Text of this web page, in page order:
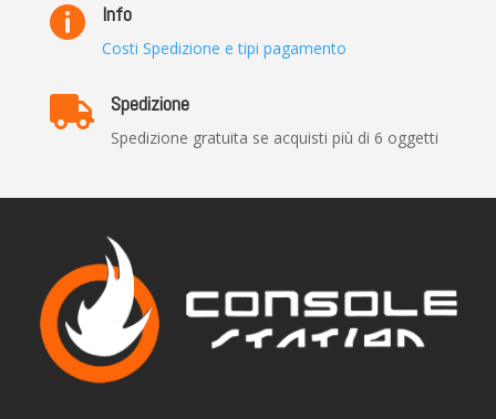
 Info
Costi Spedizione e tipi pagamento
 Spedizione
Spedizione gratuita se acquisti più di 6 oggetti